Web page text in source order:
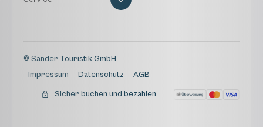
© Sander Touristik GmbH
Impressum
Datenschutz AGB
Sicher buchen und bezahlen